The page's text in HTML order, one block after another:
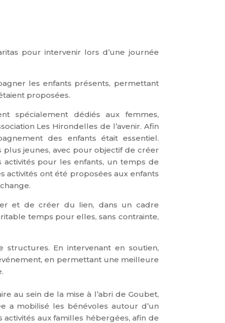
pour intervenir lors d’une journée
les enfants présents, permettant
proposées.
spécialement dédiés aux femmes,
Les Hirondelles de l’avenir. Afin
des enfants était essentiel.
plus jeunes, avec pour objectif de créer
activités pour les enfants, un temps de
activités ont été proposées aux enfants
et de créer du lien, dans un cadre
temps pour elles, sans contrainte,
structures. En intervenant en soutien,
en permettant une meilleure
ire au sein de la mise à l’abri de Goubet,
a mobilisé les bénévoles autour d’un
aux familles hébergées, afin de